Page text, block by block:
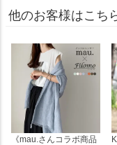
他のお客様はこち
《mau.さんコラボ商品